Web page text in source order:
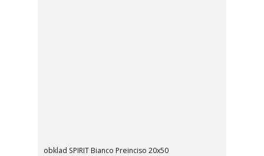
obklad SPIRIT Bianco Preinciso 20x50